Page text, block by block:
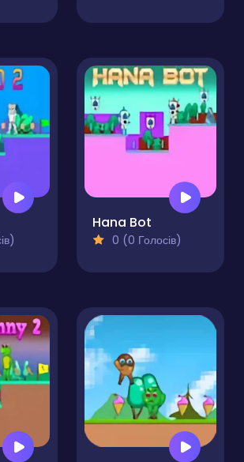
Hana Bot
0 (0 Голосів)